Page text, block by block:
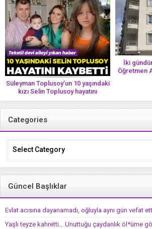
Süleyman Toplusoy’un 10 yaşındaki
kızı Selin Toplusoy hayatını
kaybetti! ‘Ah dünya güzeli melek’
İki
Öğretmen
Categories
Categories
Güncel Başlıklar
Evlat acısına dayanamadı, oğluyla aynı gün vefat
Yaşlı teyze kahretti… Unuttuğu çaydanlık öl*üme